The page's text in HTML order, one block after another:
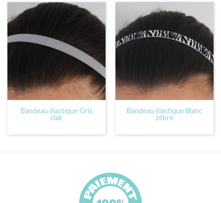
Bandeau élastique Gris
clair
Bandeau élastique Blanc
zébré